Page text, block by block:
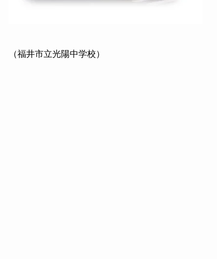
（福井市立光陽中学校）